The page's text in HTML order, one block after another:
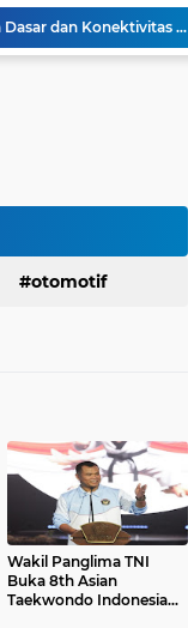
Menaker: ASN Kemnaker Harus Hadirkan Dampak Nyata bagi Masyarakat
DPRD dan Gubernur Jawa Barat Menyepakati Rancangan KUA-PPAS APBD Tahun Anggaran 2027
Ketua Golkar Jabar: Perjalanan Hidup Bahlil Layak Diteladani Seluruh Kader Partai
otomotif
Wakil Panglima TNI
Buka 8th Asian
Taekwondo Indonesia